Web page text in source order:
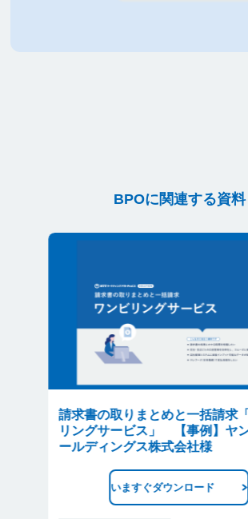
BPOに関連する資料
請求書の取りまとめと一括請求
リングサービス」 【事例】ヤ
ールディングス株式会社様
いますぐダウンロード